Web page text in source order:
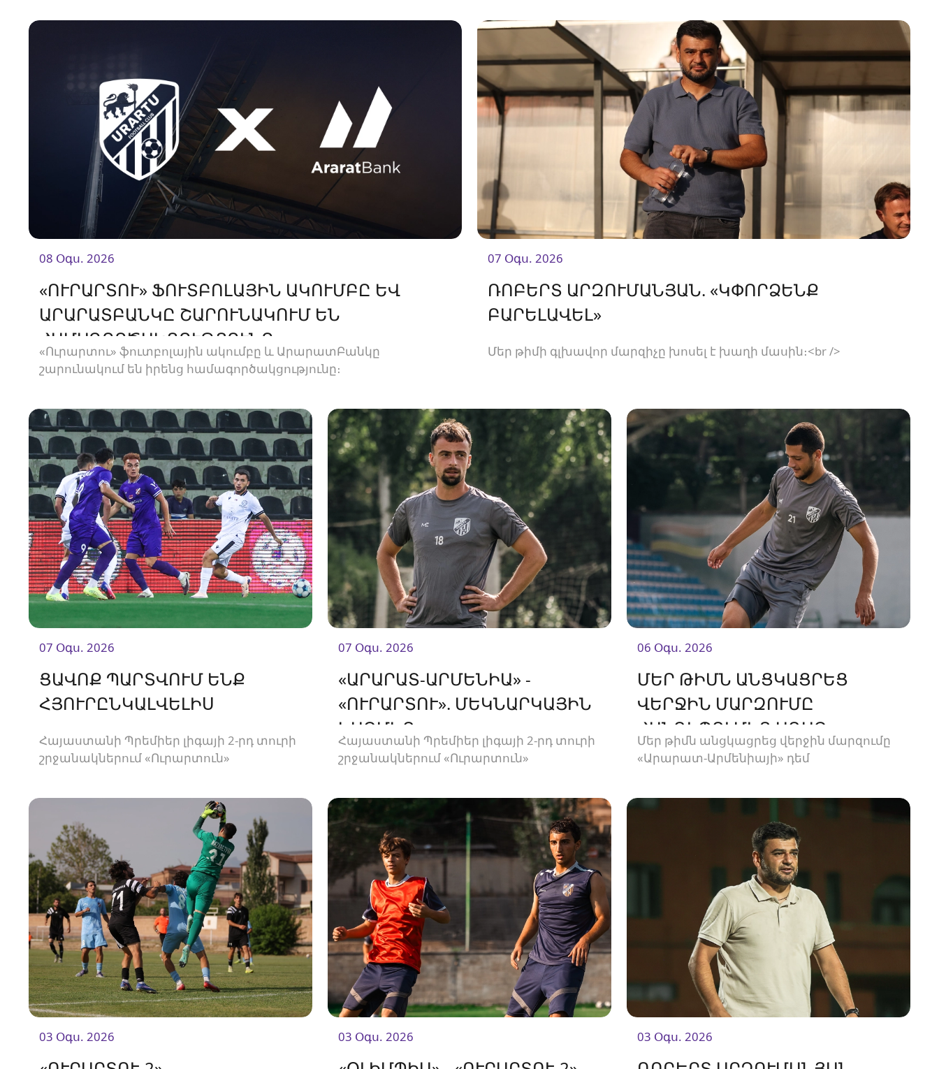
08 Օգս. 2026
«ՈՒՐԱՐՏՈՒ» ՖՈՒՏԲՈԼԱՅԻՆ ԱԿՈՒՄԲԸ ԵՎ
ԱՐԱՐԱՏԲԱՆԿԸ ՇԱՐՈՒՆԱԿՈՒՄ ԵՆ
ՀԱՄԱԳՈՐԾԱԿՑՈՒԹՅՈՒՆԸ
«Ուրարտու» ֆուտբոլային ակումբը և ԱրարատԲանկը
շարունակում են իրենց համագործակցությունը։
07 Օգս. 2026
ՌՈԲԵՐՏ ԱՐԶՈՒՄԱՆՅԱՆ. «ԿՓՈՐՁԵՆՔ
ԲԱՐԵԼԱՎԵԼ»
Մեր թիմի գլխավոր մարզիչը խոսել է խաղի մասին։<br />
07 Օգս. 2026
ՑԱՎՈՔ ՊԱՐՏՎՈՒՄ ԵՆՔ
ՀՅՈՒՐԸՆԿԱԼՎԵԼԻՍ
Հայաստանի Պրեմիեր լիգայի 2-րդ տուրի
շրջանակներում «Ուրարտուն»
07 Օգս. 2026
«ԱՐԱՐԱՏ-ԱՐՄԵՆԻԱ» -
«ՈՒՐԱՐՏՈՒ». ՄԵԿՆԱՐԿԱՅԻՆ
ԿԱԶՄԵՐ
Հայաստանի Պրեմիեր լիգայի 2-րդ տուրի
շրջանակներում «Ուրարտուն»
06 Օգս. 2026
ՄԵՐ ԹԻՄՆ ԱՆՑԿԱՑՐԵՑ
ՎԵՐՋԻՆ ՄԱՐԶՈՒՄԸ
ՀԱՆԴԻՊՈՒՄԻՑ ԱՌԱՋ
Մեր թիմն անցկացրեց վերջին մարզումը
«Արարատ-Արմենիայի» դեմ
03 Օգս. 2026 03 Օգս. 2026 03 Օգս. 2026